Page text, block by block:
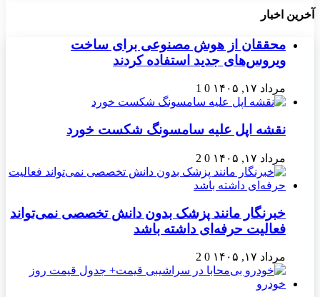
آخرین اخبار
محققان از هوش مصنوعی برای ساخت
ویروس‌های جدید استفاده کردند
مرداد ۱۷, ۱۴۰۵ 0
1
نقشه اپل علیه سامسونگ شکست خورد
مرداد ۱۷, ۱۴۰۵ 0
2
خبرنگار مانند پزشک بدون دانش تخصصی نمی‌تواند
فعالیت حرفه‌ای داشته باشد
مرداد ۱۷, ۱۴۰۵ 0
2